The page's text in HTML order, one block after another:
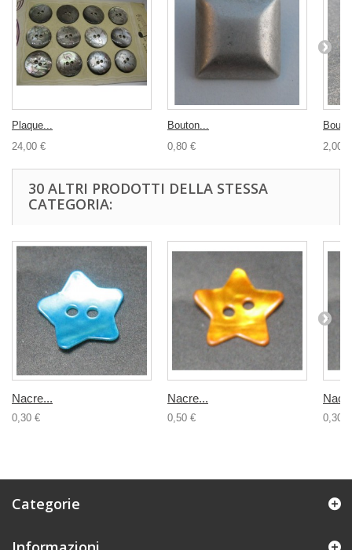
Plaque...
24,00 €
Bouton...
0,80 €
2,00 €
30 ALTRI PRODOTTI DELLA STESSA
CATEGORIA:
Nacre...
0,30 €
Nacre...
0,50 € 0,30 €
Categorie